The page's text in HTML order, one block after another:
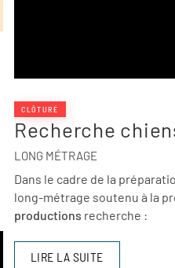
CLÔTURÉ
Recherche
LONG MÉTRAGE
Dans le cadre de la
long-métrage soutenu à la
productions recherche :
LIRE LA SUITE